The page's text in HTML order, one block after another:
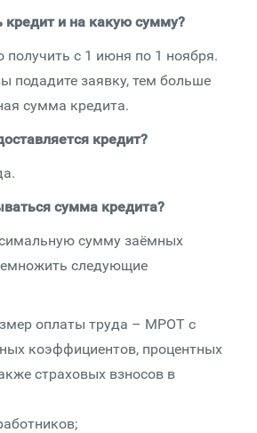
кредит и на какую сумму?
с 1 июня по 1 ноября.
подадите заявку, тем больше
сумма кредита.
кредит?
сумма кредита?
сумму заёмных
следующие
оплаты труда – МРОТ с
коэффициентов, процентных
страховых взносов в